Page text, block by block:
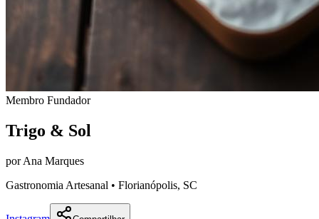
Membro Fundador
Trigo & Sol
porAna Marques
Gastronomia Artesanal • Florianópolis, SC